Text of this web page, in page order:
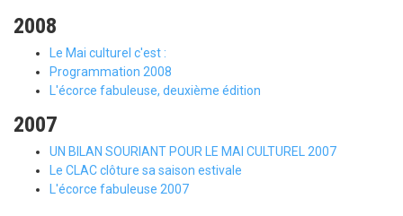
2008
Le Mai culturel c'est :
Programmation 2008
L'écorce fabuleuse, deuxième édition
2007
UN BILAN SOURIANT POUR LE MAI CULTUREL 2007
Le CLAC clôture sa saison estivale
L'écorce fabuleuse 2007